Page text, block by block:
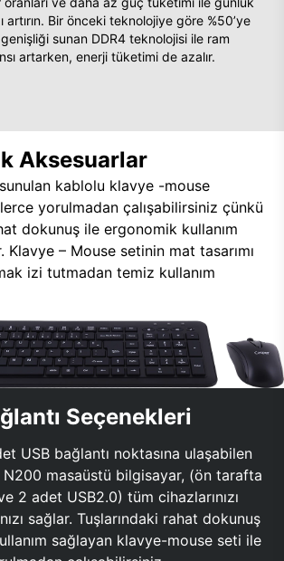
artırın. Bir önceki teknolojiye göre %50’ye
sunan DDR4 teknolojisi ile ram
artarken, enerji tüketimi de azalır.
Aksesuarlar
kablolu klavye -mouse
yorulmadan çalışabilirsiniz çünkü
dokunuş ile ergonomik kullanım
Klavye – Mouse setinin mat tasarımı
izi tutmadan temiz kullanım
Seçenekleri
USB bağlantı noktasına ulaşabilen
masaüstü bilgisayar, (ön tarafta
2 adet USB2.0) tüm cihazlarınızı
sağlar. Tuşlarındaki rahat dokunuş
sağlayan klavye-mouse seti ile